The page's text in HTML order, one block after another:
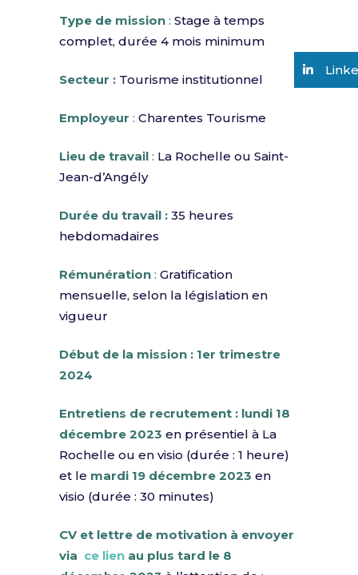
Type de mission : Stage à temps
complet, durée 4 mois minimum
Secteur : Tourisme institutionnel
Employeur : Charentes Tourisme
Lieu de travail : La Rochelle ou Saint-
Jean-d’Angély
Durée du travail : 35 heures
hebdomadaires
Rémunération : Gratification
mensuelle, selon la législation en
vigueur
Début de la mission : 1er trimestre
2024
Entretiens de recrutement : lundi 18
décembre 2023 en présentiel à La
Rochelle ou en visio (durée : 1 heure)
et le mardi 19 décembre 2023 en
visio (durée : 30 minutes)
CV et lettre de motivation à envoyer
via ce lien au plus tard le 8